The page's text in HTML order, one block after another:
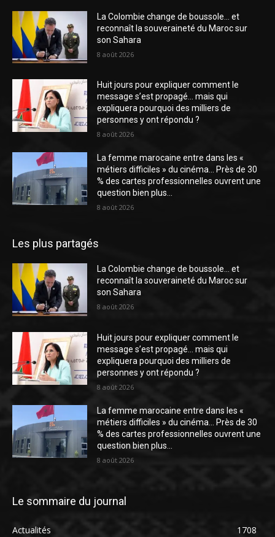
La Colombie change de boussole… et
reconnaît la souveraineté du Maroc sur
son Sahara
8 août 2026
Huit jours pour expliquer comment le
message s’est propagé… mais qui
expliquera pourquoi des milliers de
personnes y ont répondu ?
8 août 2026
La femme marocaine entre dans les «
métiers difficiles » du cinéma… Près de 30
% des cartes professionnelles ouvrent une
question bien plus...
8 août 2026
Les plus partagés
La Colombie change de boussole… et
reconnaît la souveraineté du Maroc sur
son Sahara
8 août 2026
Huit jours pour expliquer comment le
message s’est propagé… mais qui
expliquera pourquoi des milliers de
personnes y ont répondu ?
8 août 2026
La femme marocaine entre dans les «
métiers difficiles » du cinéma… Près de 30
% des cartes professionnelles ouvrent une
question bien plus...
8 août 2026
Le sommaire du journal
Actualités
1708